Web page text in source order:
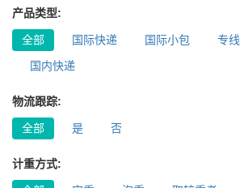
产品类型:
全部 国际快递 国际小包 专线
国内快递
物流跟踪:
全部 是 否
计重方式: